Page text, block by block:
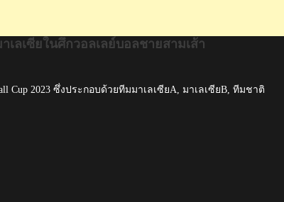
ลเซียในศึกวอลเลย์บอลชายสามเส้า
Cup 2023 ซึ่งประกอบด้วยทีมมาเลเซียA, มาเลเซียB, ทีมชาติ